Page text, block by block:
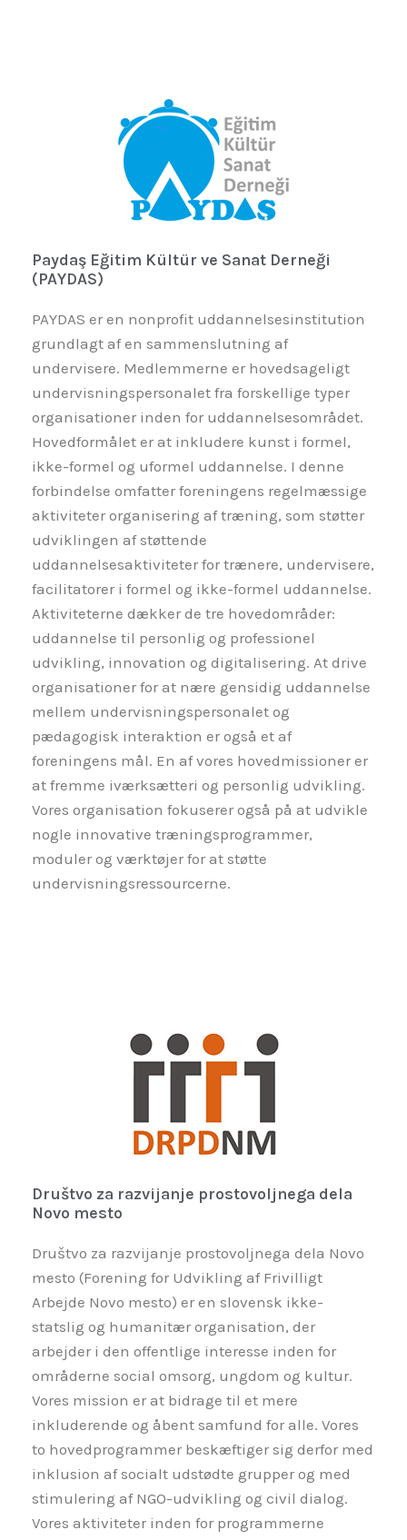
Paydaş Eğitim Kültür ve Sanat Derneği
(PAYDAS)
PAYDAS er en nonprofit uddannelsesinstitution
grundlagt af en sammenslutning af
undervisere. Medlemmerne er hovedsageligt
undervisningspersonalet fra forskellige typer
organisationer inden for uddannelsesområdet.
Hovedformålet er at inkludere kunst i formel,
ikke-formel og uformel uddannelse. I denne
forbindelse omfatter foreningens regelmæssige
aktiviteter organisering af træning, som støtter
udviklingen af støttende
uddannelsesaktiviteter for trænere, undervisere,
facilitatorer i formel og ikke-formel uddannelse.
Aktiviteterne dækker de tre hovedområder:
uddannelse til personlig og professionel
udvikling, innovation og digitalisering. At drive
organisationer for at nære gensidig uddannelse
mellem undervisningspersonalet og
pædagogisk interaktion er også et af
foreningens mål. En af vores hovedmissioner er
at fremme iværksætteri og personlig udvikling.
Vores organisation fokuserer også på at udvikle
nogle innovative træningsprogrammer,
moduler og værktøjer for at støtte
undervisningsressourcerne.
Društvo za razvijanje prostovoljnega dela
Novo mesto
Društvo za razvijanje prostovoljnega dela Novo
mesto (Forening for Udvikling af Frivilligt
Arbejde Novo mesto) er en slovensk ikke-
statslig og humanitær organisation, der
arbejder i den offentlige interesse inden for
områderne social omsorg, ungdom og kultur.
Vores mission er at bidrage til et mere
inkluderende og åbent samfund for alle. Vores
to hovedprogrammer beskæftiger sig derfor med
inklusion af socialt udstødte grupper og med
stimulering af NGO-udvikling og civil dialog.
Vores aktiviteter inden for programmerne